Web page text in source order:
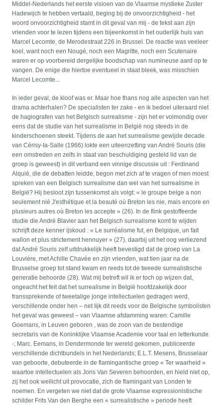
Middel-Nederlands het eerste visioen van de Vlaamse mystieke Zuster
Hadewijch te hebben vertaald, beging bij de onvoorzichtigheid - het
woord onvoorzichtigheid stamt in dit geval van mij - de tekst aan zijn
vrienden voor te lezen tijdens een bijeenkomst in het ouderlijk huis van
Marcel Lecomte, de Merodestraat 226 in Brussel. De reactie was veeleer
koel, want noch een Nougé, noch een Magritte, noch een Scutenaire
waren er op voorbereid dergelijke boodschap van numineuse aard op te
vangen. De enige die hiertoe eventueel in staat bleek, was misschien
Marcel Lecomte...
In ieder geval, de kloof was er. Maar hoe thans nog alle aspecten van het
drama achterhalen? De specialisten ter zake - en ik bedoel uiteraard niet
de hagiografen van het Belgisch surrealisme - zijn het er volmondig over
eens dat de studie van het surrealisme in België nog steeds in de
kinderschoenen steekt. Tijdens de aan het surrealisme gewijde decade
van Cérisy-Ia-Salle (1966) lokte een uiteenzetting van André Souris (die
een omstreden en zelfs in staat van beschuldiging gesteld lid van de
groep is geweest) in dit verband een vinnige discussie uit : Ferdinand
Alquié, die de debatten leidde, begon met zich af te vragen of men moest
spreken van een Belgisch surrealisme dan wel van het surrealisme in
België? Hij besloot zijn tussenkomst als volgt: « le groupe belge a non
seulement nié J'esthétique et la beauté où Breton les nie, mais encore en
plusieurs autres où Breton les accepte » (26). In de flink gestoffeerde
studie die André Blavier aan het Belgisch surrealisme komt te wijden
schrijft deze kenner ijskoud : « Le surréalisme fut, en Belgique, un fait
wallon et plus strictement hennuyer » (27), daarbij uit het oog verliezend
dat André Souris zelf uitdrukkelijk heeft bevestigd dat de groep van La
Louvière, met Achille Chavée en zijn vrienden, wat tien jaar na de
Brusselse groep tot stand kwam en reeds tot de tweede surrealistische
generatie behoorde (28). Wat mij betreft wil ik er toch op wijzen dat,
ongeacht het feit dat het surrealisme in België hoofdzakelijk door
franssprekende of tweetalige jonge intellectuelen gedragen werd,
verschillende onder hen – net Iijk dit reeds voor de Belgische symbolisten
het geval was geweest – van Vlaamse afstamming waren: Camille
Goemans, in Leuven geboren , was de zoon van de bestendige
secretaris van de Koninklijke Vlaamse Academie voor taal en letterkunde
-; Marc. Eemans, in Dendermonde ter wereld gekomen, publiceerde
verschillende dichtbundels in het Nederlands; E.L.T. Mesens, Brusselaar
van geboorte, debuteerde in de flamingantische groep « Ter waarheid »
waartoe intellectuelen als Joris Van Severen behoorden, en hield niet op,
zij het ook wellicht uit provocatie, zich de flamingant van Londen te
noemen. En vergeten we niet dat de grote Vlaamse expressionistische
schilder Frits Van den Berghe een « surrealistische » periode heeft